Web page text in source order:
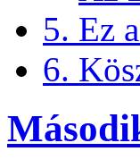
5. Ez
6.